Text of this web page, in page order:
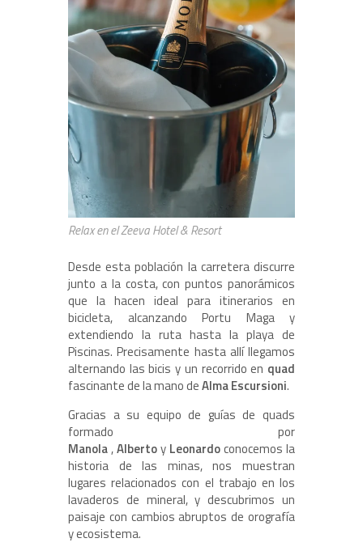
Relax en el Zeeva Hotel & Resort
Desde esta población la carretera discurre
junto a la costa, con puntos panorámicos
que la hacen ideal para itinerarios en
bicicleta, alcanzando Portu Maga y
extendiendo la ruta hasta la playa de
Piscinas. Precisamente hasta allí llegamos
alternando las bicis y un recorrido en quad
fascinante de la mano deAlma Escursioni.
Gracias a su equipo de guías de quads
formado por
Manola,Albertoy Leonardoconocemos la
historia de las minas, nos muestran
lugares relacionados con el trabajo en los
lavaderos de mineral, y descubrimos un
paisaje con cambios abruptos de orografía
y ecosistema.